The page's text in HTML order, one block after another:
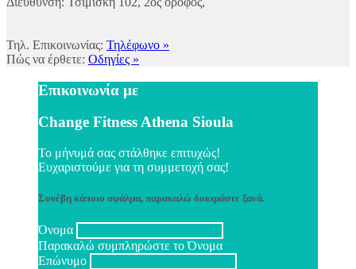
Τηλ. Επικοινωνίας: Τηλέφωνο »
Πώς να έρθετε: Οδηγίες »
Επικοινωνία με
Change Fitness Athena Sioula
Το μήνυμά σας στάλθηκε επιτυχώς!
Ευχαριστούμε για τη συμμετοχή σας!
Συνέβη κάποιο σφάλμα, παρακαλώ δοκιμάστε ξανά.
Όνομα
Παρακαλώ συμπληρώστε το Όνομα
Επώνυμο